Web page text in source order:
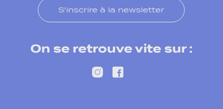
S'inscrire à la newsletter
On se retrouve vite sur :